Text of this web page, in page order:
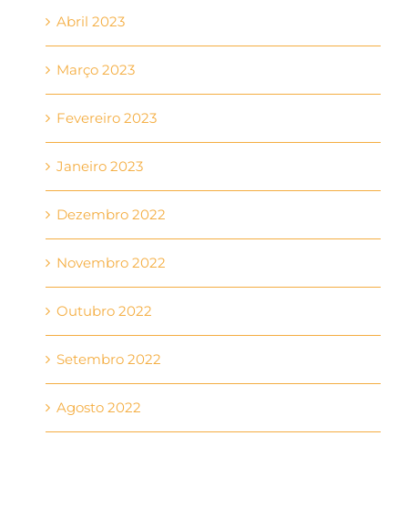
Abril 2023
Março 2023
Fevereiro 2023
Janeiro 2023
Dezembro 2022
Novembro 2022
Outubro 2022
Setembro 2022
Agosto 2022